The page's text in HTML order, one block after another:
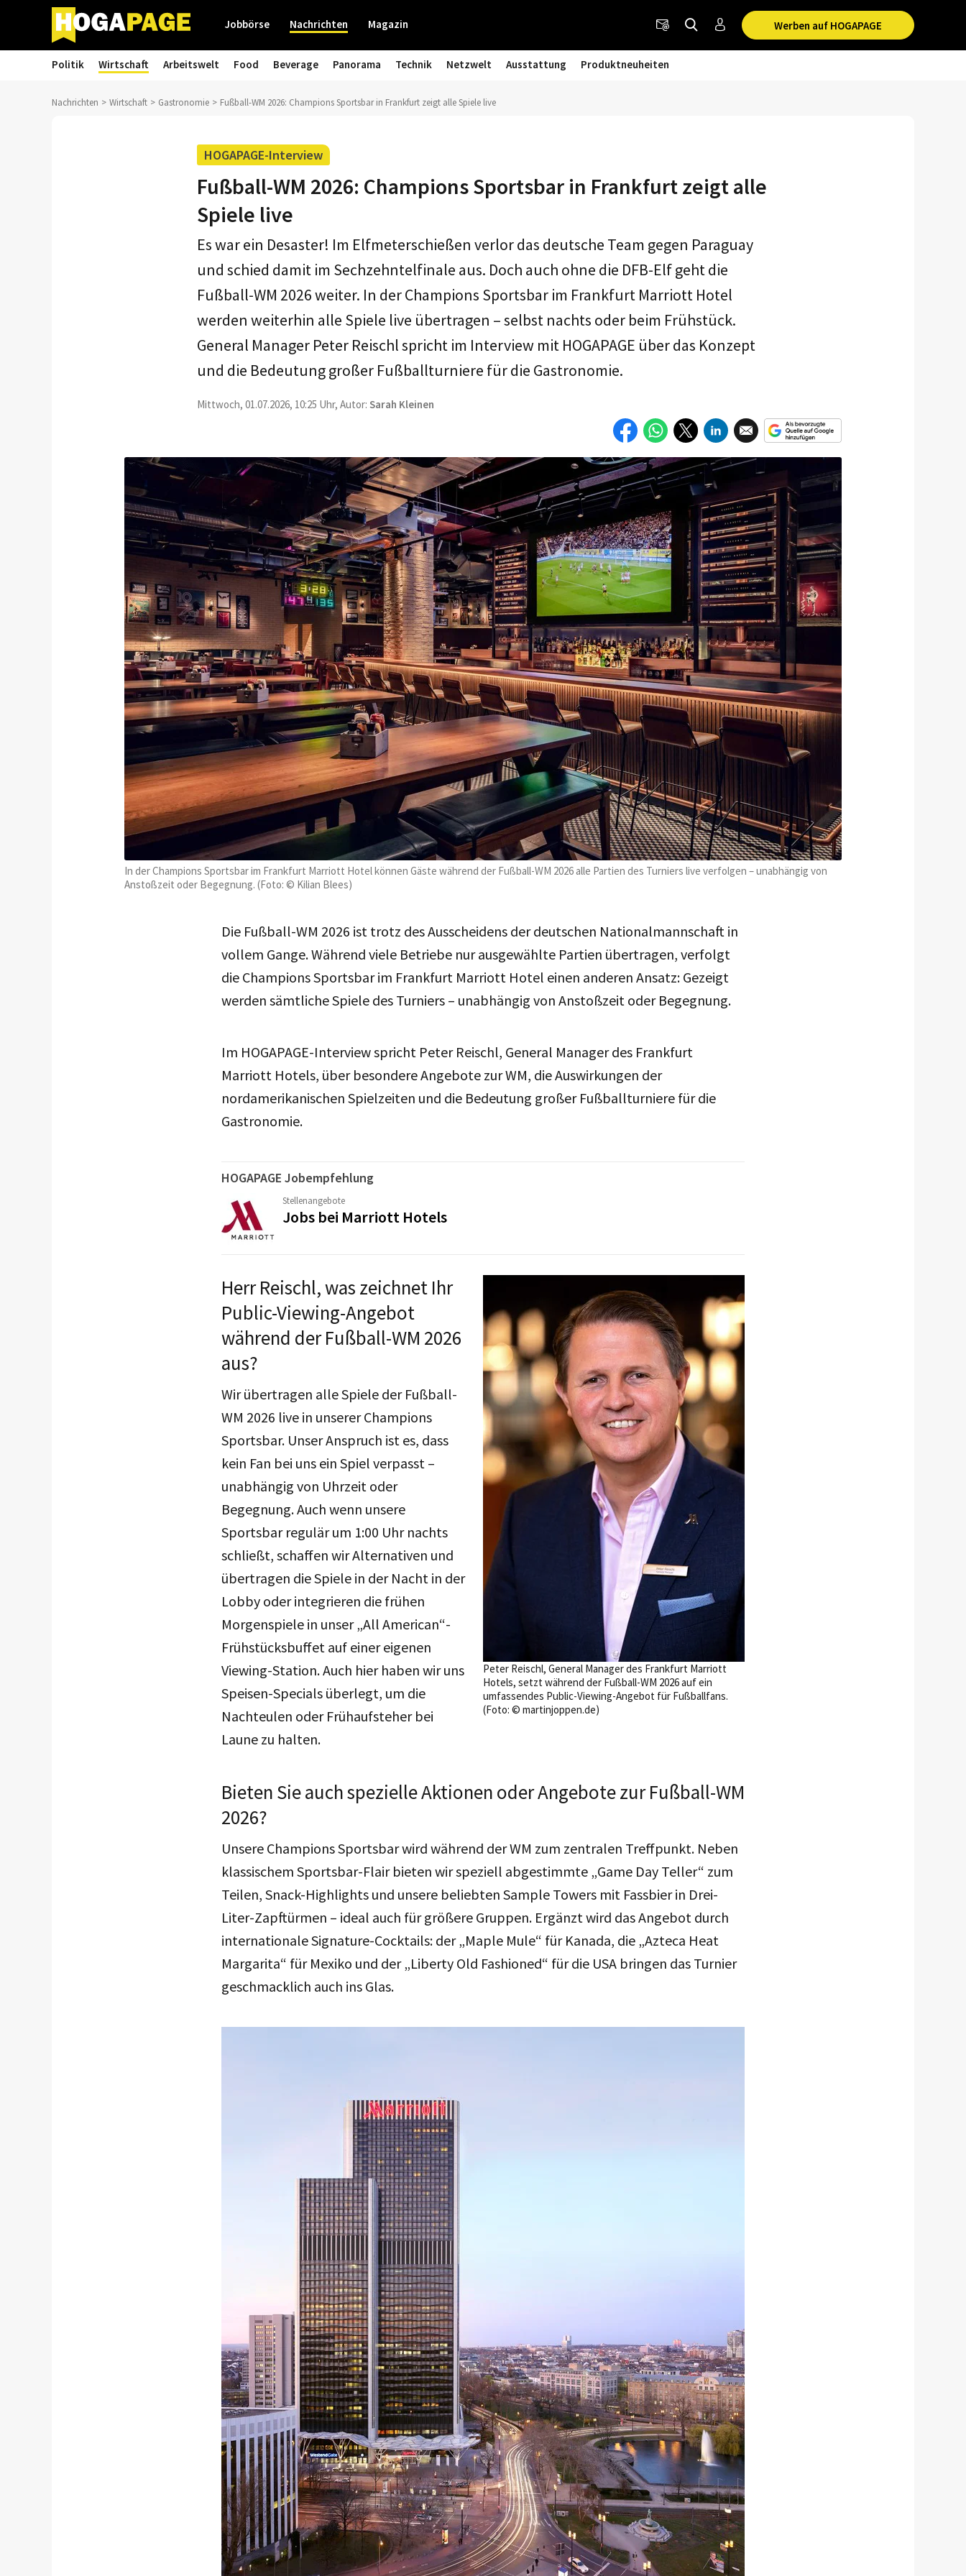
Werben auf HOGAPAGE
Jobbörse Nachrichten Magazin
Politik Wirtschaft Arbeitswelt Food Beverage Panorama Technik Netzwelt Ausstattung Produktneuheiten
Nachrichten Wirtschaft Gastronomie Fußball-WM 2026: Champions Sportsbar in Frankfurt zeigt alle Spiele live
HOGAPAGE-Interview
Fußball-WM 2026: Champions Sportsbar in Frankfurt zeigt alle
Spiele live
In der Champions Sportsbar im Frankfurt Marriott Hotel können Gäste während der Fußball-WM 2026 alle Partien des Turniers live verfolgen – unabhängig von
Anstoßzeit oder Begegnung. (Foto: © Kilian Blees)
Es war ein Desaster! Im Elfmeterschießen verlor das deutsche Team gegen Paraguay
und schied damit im Sechzehntelfinale aus. Doch auch ohne die DFB-Elf geht die
Fußball-WM 2026 weiter. In der Champions Sportsbar im Frankfurt Marriott Hotel
werden weiterhin alle Spiele live übertragen – selbst nachts oder beim Frühstück.
General Manager Peter Reischl spricht im Interview mit HOGAPAGE über das Konzept
und die Bedeutung großer Fußballturniere für die Gastronomie.
Mittwoch, 01.07.2026, 10:25 Uhr, Autor: Sarah Kleinen
Die Fußball-WM 2026 ist trotz des Ausscheidens der deutschen Nationalmannschaft in
vollem Gange. Während viele Betriebe nur ausgewählte Partien übertragen, verfolgt
die Champions Sportsbar im Frankfurt Marriott Hotel einen anderen Ansatz: Gezeigt
werden sämtliche Spiele des Turniers – unabhängig von Anstoßzeit oder Begegnung.
Im HOGAPAGE-Interview spricht Peter Reischl, General Manager des Frankfurt
Marriott Hotels, über besondere Angebote zur WM, die Auswirkungen der
nordamerikanischen Spielzeiten und die Bedeutung großer Fußballturniere für die
Gastronomie.
HOGAPAGE Jobempfehlung
Stellenangebote
Jobs bei Marriott Hotels
Peter Reischl, General Manager des Frankfurt Marriott
Hotels, setzt während der Fußball-WM 2026 auf ein
umfassendes Public-Viewing-Angebot für Fußballfans.
(Foto: © martinjoppen.de)
Herr Reischl, was zeichnet Ihr
Public-Viewing-Angebot
während der Fußball-WM 2026
aus?
Wir übertragen alle Spiele der Fußball-
WM 2026 live in unserer Champions
Sportsbar. Unser Anspruch ist es, dass
kein Fan bei uns ein Spiel verpasst –
unabhängig von Uhrzeit oder
Begegnung. Auch wenn unsere
Sportsbar regulär um 1:00 Uhr nachts
schließt, schaffen wir Alternativen und
übertragen die Spiele in der Nacht in der
Lobby oder integrieren die frühen
Morgenspiele in unser „All American“-
Frühstücksbuffet auf einer eigenen
Viewing-Station. Auch hier haben wir uns
Speisen-Specials überlegt, um die
Nachteulen oder Frühaufsteher bei
Laune zu halten.
Bieten Sie auch spezielle Aktionen oder Angebote zur Fußball-WM
2026?
Unsere Champions Sportsbar wird während der WM zum zentralen Treffpunkt. Neben
klassischem Sportsbar-Flair bieten wir speziell abgestimmte „Game Day Teller“ zum
Teilen, Snack-Highlights und unsere beliebten Sample Towers mit Fassbier in Drei-
Liter-Zapftürmen – ideal auch für größere Gruppen. Ergänzt wird das Angebot durch
internationale Signature-Cocktails: der „Maple Mule“ für Kanada, die „Azteca Heat
Margarita“ für Mexiko und der „Liberty Old Fashioned“ für die USA bringen das Turnier
geschmacklich auch ins Glas.